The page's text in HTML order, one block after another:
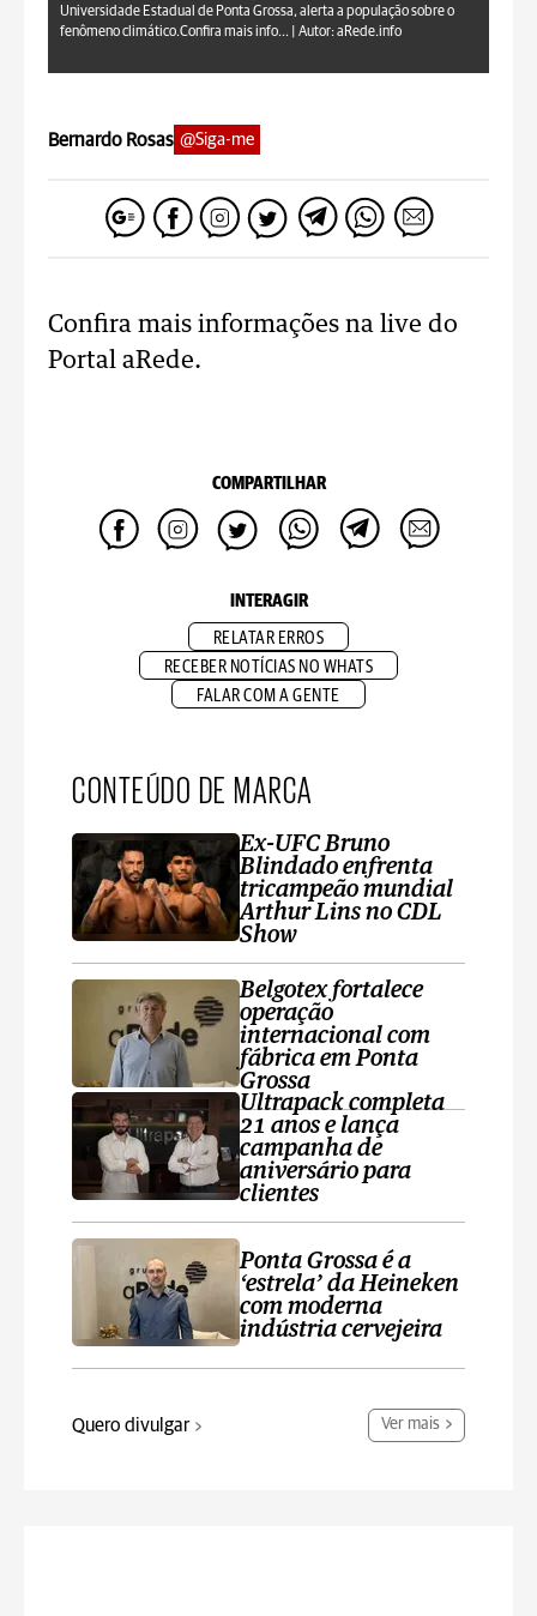
Universidade Estadual de Ponta Grossa, alerta a população sobre o
fenômeno climático.Confira mais info... |
Autor: aRede.info
Bernardo Rosas @Siga-me
Confira mais informações na live do
Portal aRede.
COMPARTILHAR
INTERAGIR
RELATAR ERROS
RECEBER NOTÍCIAS NO WHATS
FALAR COM A GENTE
CONTEÚDO DE MARCA
Ex-UFC Bruno
Blindado enfrenta
tricampeão mundial
Arthur Lins no CDL
Show
Belgotex fortalece
operação
internacional com
fábrica em Ponta
Grossa
Ultrapack completa
21 anos e lança
campanha de
aniversário para
clientes
Ponta Grossa é a
‘estrela’ da Heineken
com moderna
indústria cervejeira
Quero divulgar Ver mais